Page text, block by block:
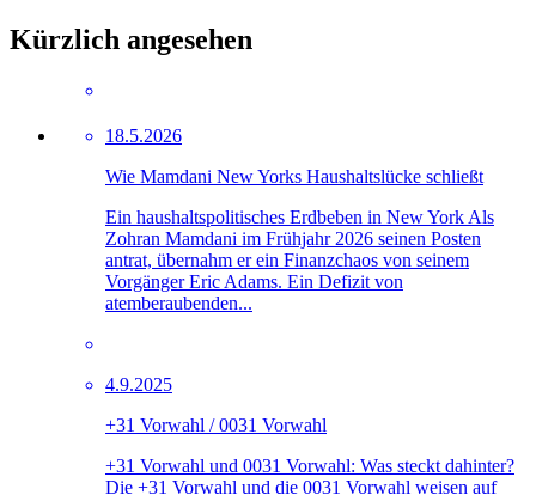
Kürzlich angesehen
18.5.2026
Wie Mamdani New Yorks Haushaltslücke schließt
Ein haushaltspolitisches Erdbeben in New York Als
Zohran Mamdani im Frühjahr 2026 seinen Posten
antrat, übernahm er ein Finanzchaos von seinem
Vorgänger Eric Adams. Ein Defizit von
atemberaubenden...
4.9.2025
+31 Vorwahl / 0031 Vorwahl
+31 Vorwahl und 0031 Vorwahl: Was steckt dahinter?
Die +31 Vorwahl und die 0031 Vorwahl weisen auf